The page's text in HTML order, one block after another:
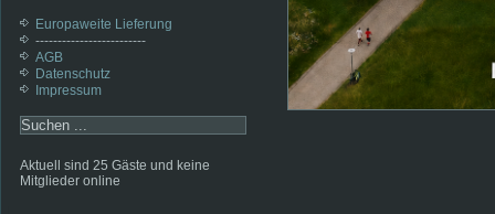
Europaweite Lieferung
-------------------------
AGB
Datenschutz
Impressum
Aktuell sind 25 Gäste und keine
Mitglieder online